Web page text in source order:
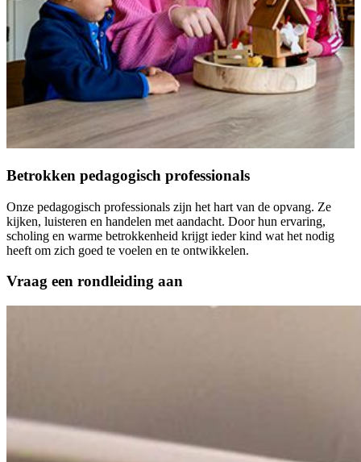
Betrokken pedagogisch professionals
Onze pedagogisch professionals zijn het hart van de opvang. Ze
kijken, luisteren en handelen met aandacht. Door hun ervaring,
scholing en warme betrokkenheid krijgt ieder kind wat het nodig
heeft om zich goed te voelen en te ontwikkelen.
Vraag een rondleiding aan